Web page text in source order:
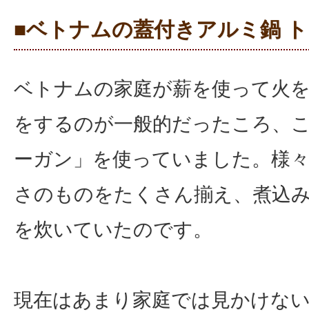
■ベトナムの蓋付きアルミ鍋
ベトナムの家庭が薪を使って火
をするのが一般的だったころ、
ーガン」を使っていました。様
さのものをたくさん揃え、煮込
を炊いていたのです。
現在はあまり家庭では見かけな